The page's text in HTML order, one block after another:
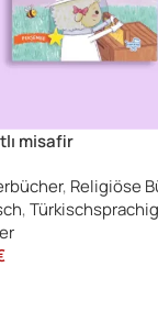
misafir
, Religiöse
,